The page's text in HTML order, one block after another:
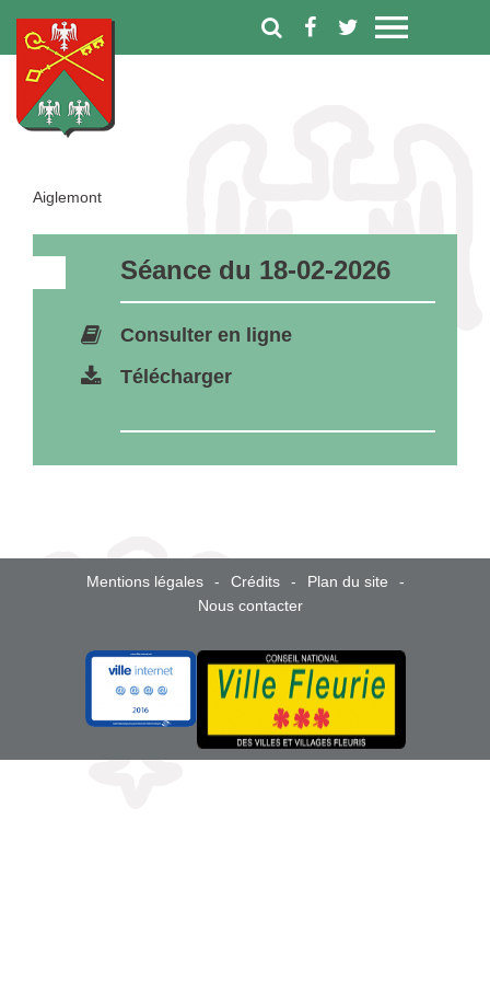
Aiglemont
Séance du 18-02-2026
Consulter en ligne
Télécharger
Mentions légales Crédits
Plan du site
Nous contacter